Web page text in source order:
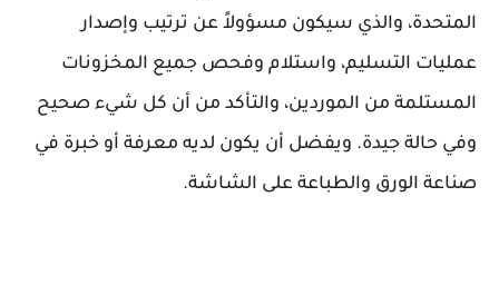
المتحدة، والذي سيكون مسؤولاً عن ترتيب وإصدار
عمليات التسليم، واستلام وفحص جميع المخزونات
المستلمة من الموردين، والتأكد من أن كل شيء صحيح
وفي حالة جيدة. ويفضل أن يكون لديه معرفة أو خبرة في
صناعة الورق والطباعة على الشاشة.